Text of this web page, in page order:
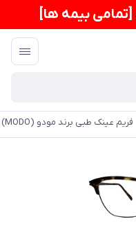
[تمامی بیمه ها]
فریم عینک طبی برند مودو Tort (MODO) مدل 4060